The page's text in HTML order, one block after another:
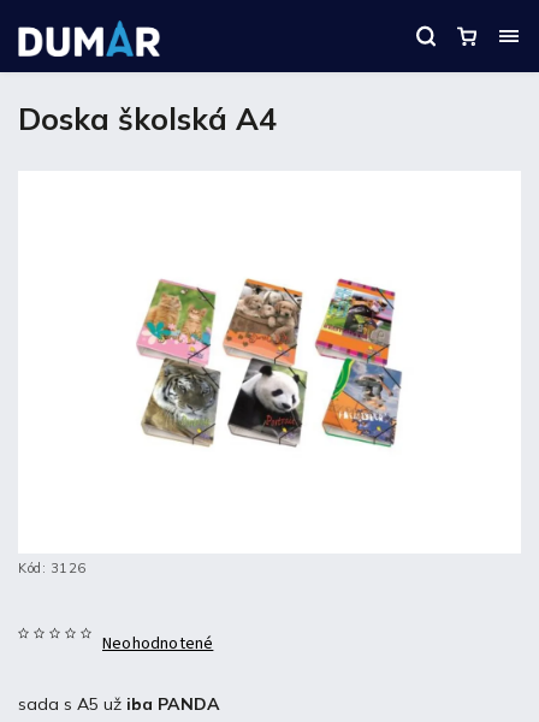
Doska školská A4
Kód: 3126
Neohodnotené
sada s A5 už iba PANDA